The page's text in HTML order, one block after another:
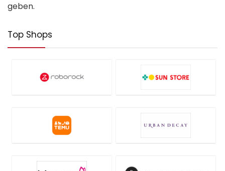
geben.
Top Shops